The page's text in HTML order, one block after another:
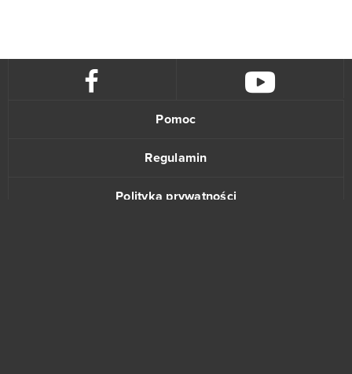
Pomoc
Regulamin
Polityka prywatności